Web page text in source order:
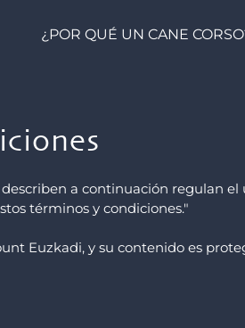
¿POR QUÉ UN CANE
a continuación regulan
términos y condiciones."
Euzkadi, y su contenido es